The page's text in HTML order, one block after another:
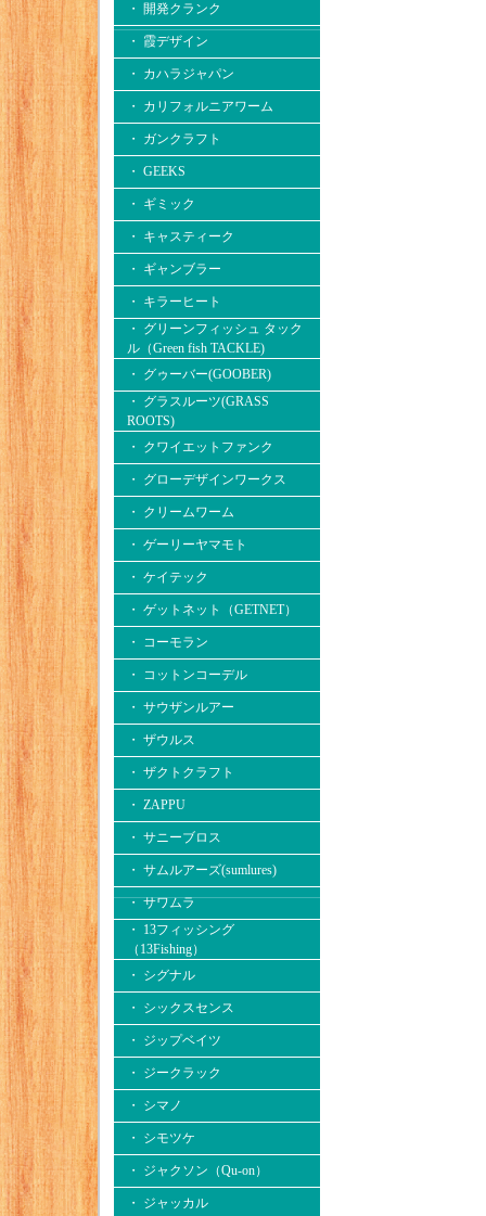
・ 開発クランク
・ 霞デザイン
・ カハラジャパン
・ カリフォルニアワーム
・ ガンクラフト
・ GEEKS
・ ギミック
・ キャスティーク
・ ギャンブラー
・ キラーヒート
・ グリーンフィッシュ タック
ル（Green fish TACKLE)
・ グゥーバー(GOOBER)
・ グラスルーツ(GRASS
ROOTS)
・ クワイエットファンク
・ グローデザインワークス
・ クリームワーム
・ ゲーリーヤマモト
・ ケイテック
・ ゲットネット（GETNET）
・ コーモラン
・ コットンコーデル
・ サウザンルアー
・ ザウルス
・ ザクトクラフト
・ ZAPPU
・ サニーブロス
・ サムルアーズ(sumlures)
・ サワムラ
・ 13フィッシング
（13Fishing）
・ シグナル
・ シックスセンス
・ ジップベイツ
・ ジークラック
・ シマノ
・ シモツケ
・ ジャクソン（Qu-on）
・ ジャッカル